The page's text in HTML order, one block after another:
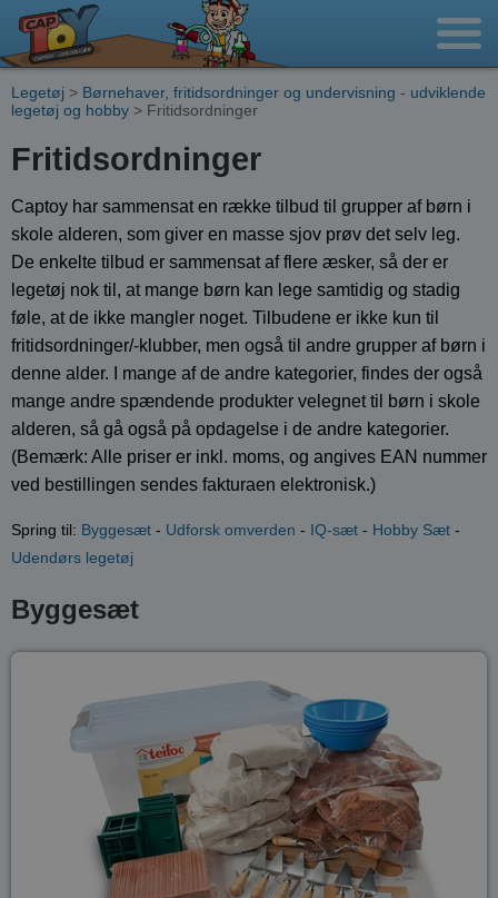
Legetøj > Børnehaver, fritidsordninger og undervisning - udviklende
legetøj og hobby > Fritidsordninger
Fritidsordninger
Captoy har sammensat en række tilbud til grupper af børn i
skole alderen, som giver en masse sjov prøv det selv leg.
De enkelte tilbud er sammensat af flere æsker, så der er
legetøj nok til, at mange børn kan lege samtidig og stadig
føle, at de ikke mangler noget. Tilbudene er ikke kun til
fritidsordninger/-klubber, men også til andre grupper af børn i
denne alder. I mange af de andre kategorier, findes der også
mange andre spændende produkter velegnet til børn i skole
alderen, så gå også på opdagelse i de andre kategorier.
(Bemærk: Alle priser er inkl. moms, og angives EAN nummer
ved bestillingen sendes fakturaen elektronisk.)
Spring til: Byggesæt - Udforsk omverden - IQ-sæt - Hobby Sæt -
Udendørs legetøj
Byggesæt